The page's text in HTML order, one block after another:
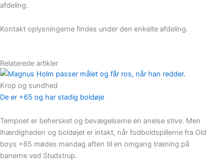
afdeling.
Kontakt oplysningerne findes under den enkelte afdeling.
Relaterede artikler
Krop og sundhed
De er +65 og har stadig boldøje
Tempoet er behersket og bevægelserne en anelse stive. Men
ihærdigheden og boldøjet er intakt, når fodboldspillerne fra Old
boys +65 mødes mandag aften til en omgang træning på
banerne ved Studstrup.